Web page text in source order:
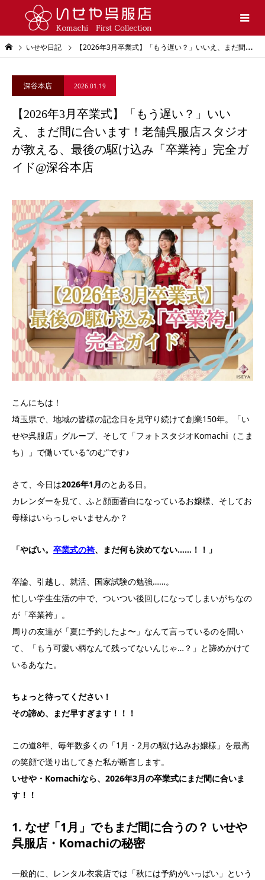
いせや日記 【2026年3月卒業式】「もう遅い？」いいえ、まだ間に合います！老舗呉服店スタジオが教える、最後の駆け込み「卒業袴」完全ガイド@深谷本店
深谷本店 2026.01.19
【2026年3月卒業式】「もう遅い？」いい
え、まだ間に合います！老舗呉服店スタジオ
が教える、最後の駆け込み「卒業袴」完全ガ
イド@深谷本店
こんにちは！
埼玉県で、地域の皆様の記念日を見守り続けて創業150年。「い
せや呉服店」グループ、そして「フォトスタジオKomachi（こま
ち）」で働いている“のむ”です♪
さて、今日は2026年1月のとある日。
カレンダーを見て、ふと顔面蒼白になっているお嬢様、そしてお
母様はいらっしゃいませんか？
「やばい。 卒業式の袴、まだ何も決めてない……！！」
卒論、引越し、就活、国家試験の勉強……。
忙しい学生生活の中で、ついつい後回しになってしまいがちなの
が「卒業袴」。
周りの友達が「夏に予約したよ〜」なんて言っているのを聞い
て、「もう可愛い柄なんて残ってないんじゃ…？」と諦めかけて
いるあなた。
ちょっと待ってください！
その諦め、まだ早すぎます！！！
この道8年、毎年数多くの「1月・2月の駆け込みお嬢様」を最高
の笑顔で送り出してきた私が断言します。
いせや・Komachiなら、2026年3月の卒業式にまだ間に合いま
す！！
1. なぜ「1月」でもまだ間に合うの？ いせや
呉服店・Komachiの秘密
一般的に、レンタル衣裳店では「秋には予約がいっぱい」という